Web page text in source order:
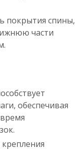
покрытия спины,
части
обеспечивая